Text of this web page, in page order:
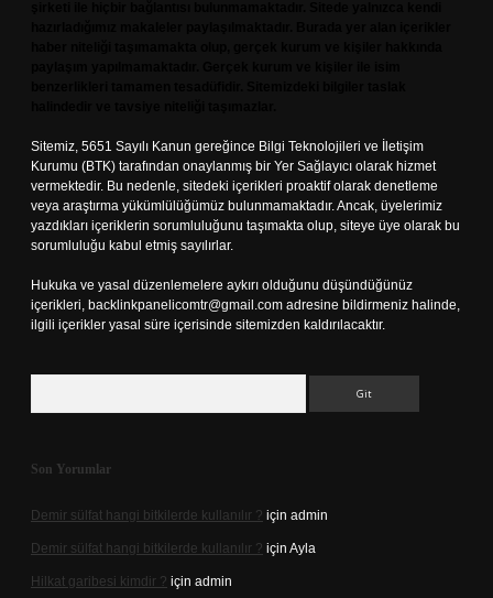
Sitemiz, 5651 Sayılı Kanun gereğince Bilgi Teknolojileri ve İletişim
Kurumu (BTK) tarafından onaylanmış bir Yer Sağlayıcı olarak hizmet
vermektedir. Bu nedenle, sitedeki içerikleri proaktif olarak denetleme
veya araştırma yükümlülüğümüz bulunmamaktadır. Ancak, üyelerimiz
yazdıkları içeriklerin sorumluluğunu taşımakta olup, siteye üye olarak bu
sorumluluğu kabul etmiş sayılırlar.
Hukuka ve yasal düzenlemelere aykırı olduğunu düşündüğünüz
içerikleri, backlinkpanelicomtr@gmail.com adresine bildirmeniz halinde,
ilgili içerikler yasal süre içerisinde sitemizden kaldırılacaktır.
Son Yorumlar
Demir sülfat hangi bitkilerde kullanılır ? için admin
Demir sülfat hangi bitkilerde kullanılır ? için Ayla
Hilkat garibesi kimdir ? için admin